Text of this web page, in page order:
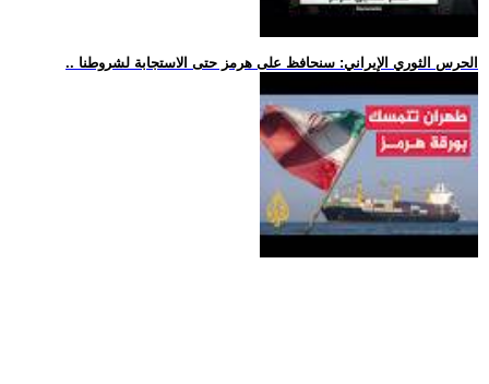
.. الحرس الثوري الإيراني: سنحافظ على هرمز حتى الاستجابة لشروطنا